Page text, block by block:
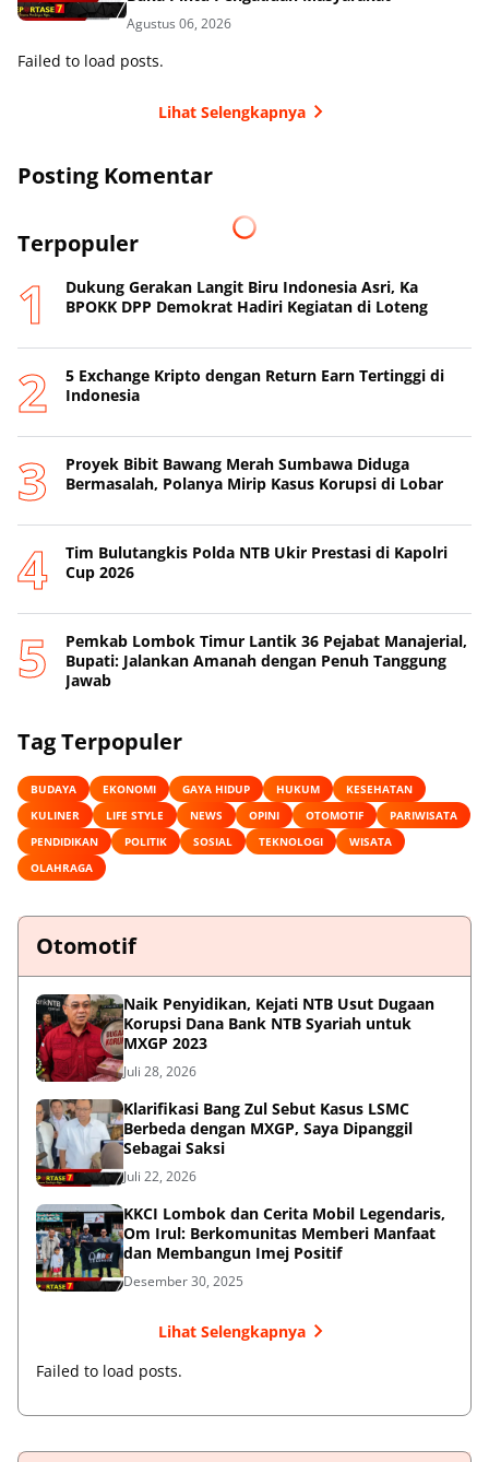
Agustus 06, 2026
Failed to load posts.
Lihat Selengkapnya
Posting Komentar
Terpopuler
Dukung Gerakan Langit Biru Indonesia Asri, Ka
BPOKK DPP Demokrat Hadiri Kegiatan di Loteng
5 Exchange Kripto dengan Return Earn Tertinggi di
Indonesia
Proyek Bibit Bawang Merah Sumbawa Diduga
Bermasalah, Polanya Mirip Kasus Korupsi di Lobar
Tim Bulutangkis Polda NTB Ukir Prestasi di Kapolri
Cup 2026
Pemkab Lombok Timur Lantik 36 Pejabat Manajerial,
Bupati: Jalankan Amanah dengan Penuh Tanggung
Jawab
Tag Terpopuler
BUDAYA EKONOMI GAYA HIDUP HUKUM
KESEHATAN
KULINER
LIFE STYLE NEWS OPINI OTOMOTIF
PARIWISATA
PENDIDIKAN
POLITIK SOSIAL TEKNOLOGI
WISATA
OLAHRAGA
Otomotif
Naik Penyidikan, Kejati NTB Usut Dugaan
Korupsi Dana Bank NTB Syariah untuk
MXGP 2023
Juli 28, 2026
Klarifikasi Bang Zul Sebut Kasus LSMC
Berbeda dengan MXGP, Saya Dipanggil
Sebagai Saksi
Juli 22, 2026
KKCI Lombok dan Cerita Mobil Legendaris,
Om Irul: Berkomunitas Memberi Manfaat
dan Membangun Imej Positif
Desember 30, 2025
Lihat Selengkapnya
Failed to load posts.